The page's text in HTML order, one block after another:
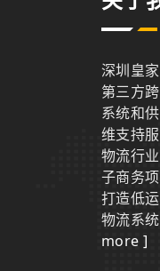
深圳皇
第三方
系统和
维支持
物流行
子商务
打造低
物流系
more ]